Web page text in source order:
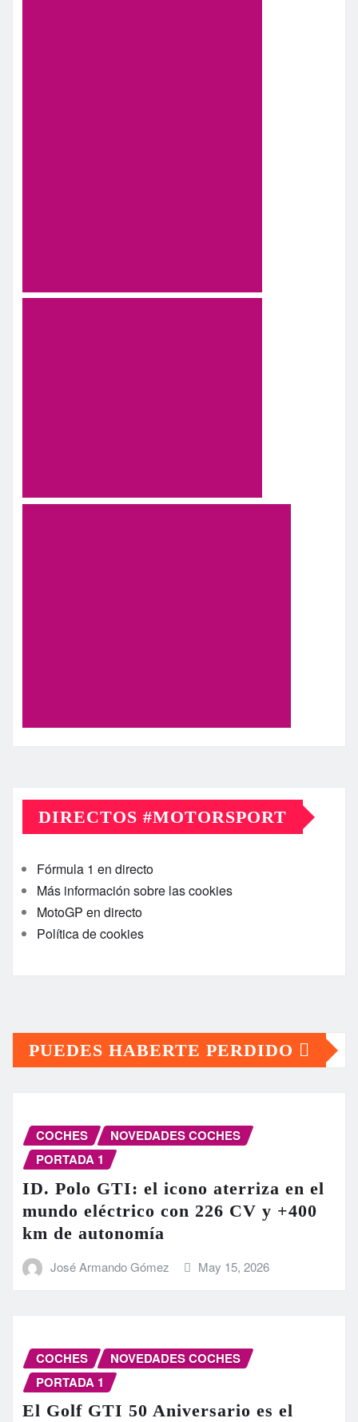
DIRECTOS #MOTORSPORT
Fórmula 1 en directo
Más información sobre las cookies
MotoGP en directo
Política de cookies
PUEDES HABERTE PERDIDO
COCHES
NOVEDADES COCHES
PORTADA 1
ID. Polo GTI: el icono aterriza en el
mundo eléctrico con 226 CV y +400
km de autonomía
José Armando Gómez May 15, 2026
COCHES
NOVEDADES COCHES
PORTADA 1
El Golf GTI 50 Aniversario es el